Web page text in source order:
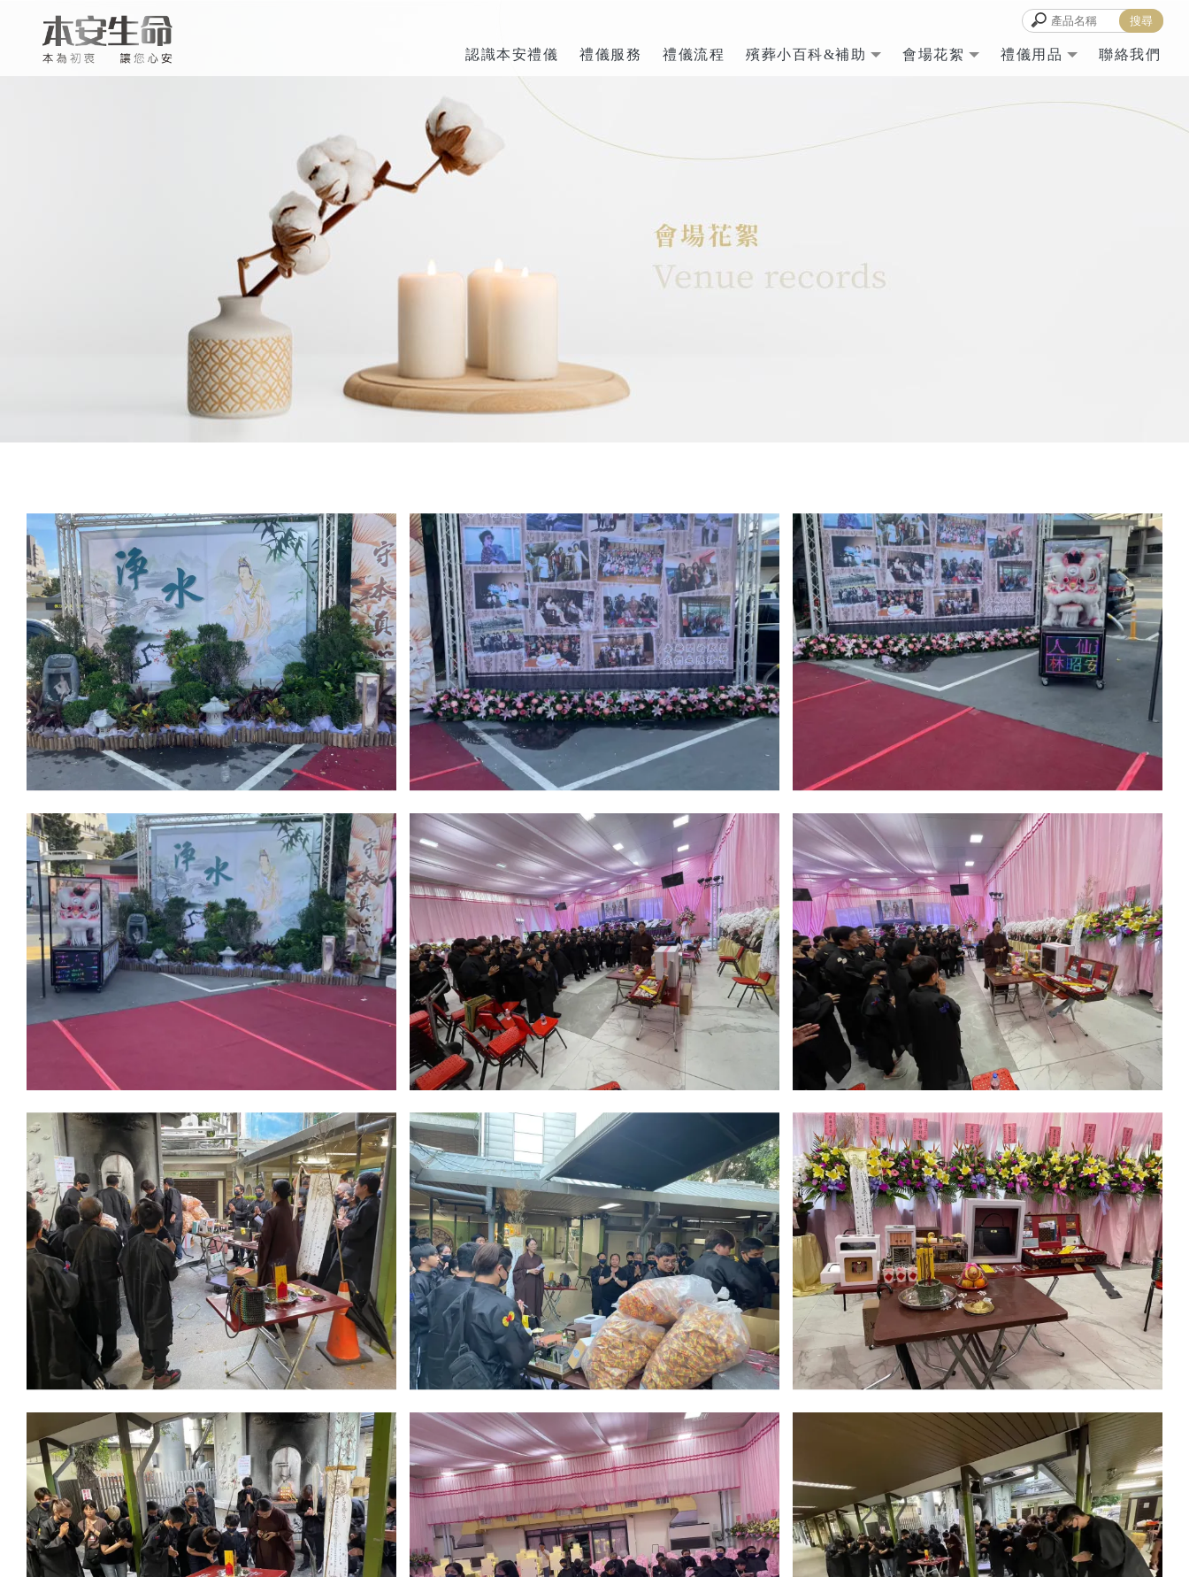
認識本安禮儀 禮儀服務 禮儀流程 殯葬小百科&補助 會場花絮 禮儀用品 聯絡我們